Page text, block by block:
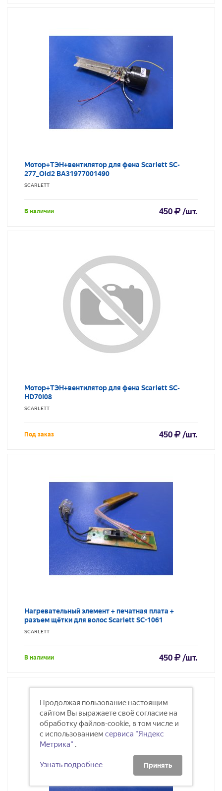
Мотор+ТЭН+вентилятор для фена Scarlett SC-
277_Old2 BA31977001490
SCARLETT
В наличии 450 /шт.
Мотор+ТЭН+вентилятор для фена Scarlett SC-
HD70I08
SCARLETT
Под заказ 450 /шт.
Нагревательный элемент + печатная плата +
разъем щётки для волос Scarlett SC-1061
SCARLETT
В наличии 450 /шт.
Продолжая пользование настоящим
сайтом Вы выражаете своё согласие на
обработку файлов-cookie, в том числе и
с использованием сервиса "Яндекс
Метрика" .
Узнать подробнее Принять